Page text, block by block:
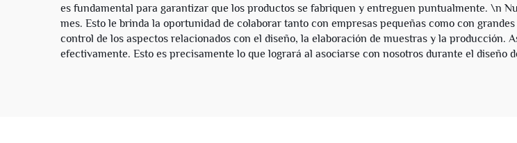
es fundamental para garantizar que los productos se fabriquen y entreguen puntualmente. \n
mes. Esto le brinda la oportunidad de colaborar tanto con empresas pequeñas como con
control de los aspectos relacionados con el diseño, la elaboración de muestras y la producción.
efectivamente. Esto es precisamente lo que logrará al asociarse con nosotros durante el diseño